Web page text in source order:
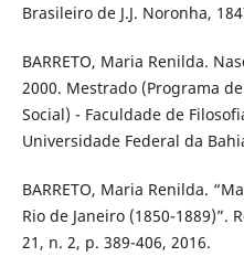
Brasileiro de J.J. Noronha,
BARRETO, Maria Renilda.
2000. Mestrado (Programa
Social) - Faculdade de
Universidade Federal da
BARRETO, Maria Renilda.
Rio de Janeiro (1850-1889)”.
21, n. 2, p. 389-406, 2016.